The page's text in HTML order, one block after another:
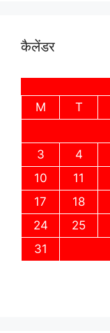
कैलेंडर
M
T
3
4
10
11
17
18
24
25
31